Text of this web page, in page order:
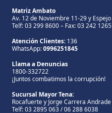
Matriz Ambato
Av. 12 de Noviembre 11-29 y Espejo
Telf: 03 299 8600 – Fax: 03 242 1265
Atención Clientes: 136
WhatsApp:0996251845
Llama a Denuncias
1800-332722
¡Juntos combatimos la corrupción!
Sucursal Mayor Tena:
Rocafuerte y Jorge Carrera Andrade
Telf: 03 2895 063 / 06 288 6038